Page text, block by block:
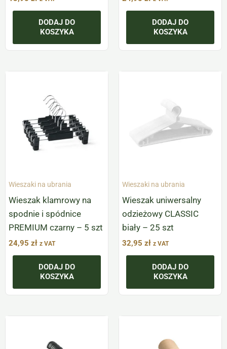
DODAJ DO
KOSZYKA
DODAJ DO
KOSZYKA
Wieszaki na ubrania
Wieszak klamrowy na
spodnie i spódnice
PREMIUM czarny – 5 szt
24,95 zł z VAT
DODAJ DO
KOSZYKA
Wieszaki na ubrania
Wieszak uniwersalny
odzieżowy CLASSIC
biały – 25 szt
32,95 zł z VAT
DODAJ DO
KOSZYKA